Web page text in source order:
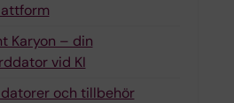
Karyon – din
vid KI
och tillbehör